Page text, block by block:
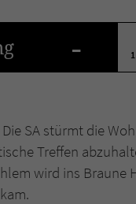
-
1
SA stürmt die
Treffen
wird ins Braune